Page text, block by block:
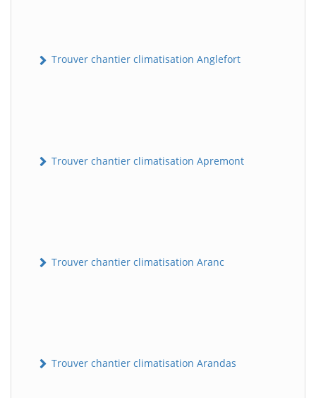
Trouver chantier climatisation Anglefort
Trouver chantier climatisation Apremont
Trouver chantier climatisation Aranc
Trouver chantier climatisation Arandas